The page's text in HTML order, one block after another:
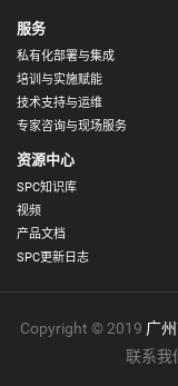
服务
私有化部署与集成
培训与实施赋能
技术支持与运维
专家咨询与现场服务
资源中心
SPC知识库
视频
产品文档
SPC更新日志
Copyright © 2019 广
联系我